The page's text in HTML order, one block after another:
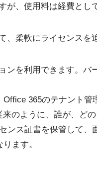
が、使用料は経費とし
、柔軟にライセンスを
ンを利用できます。バ
365のテナント管
のように、誰が、ど
ンス証書を保管して、
ます。